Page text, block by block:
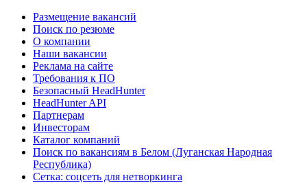
Размещение вакансий
Поиск по резюме
О компании
Наши вакансии
Реклама на сайте
Требования к ПО
Безопасный HeadHunter
HeadHunter API
Партнерам
Инвесторам
Каталог компаний
Поиск по вакансиям в Белом (Луганская Народная
Республика)
Сетка: соцсеть для нетворкинга